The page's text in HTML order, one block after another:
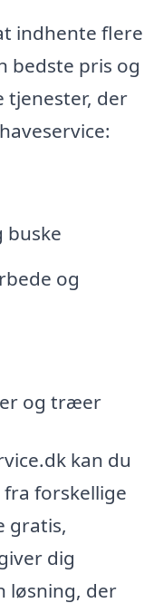
indhente flere
bedste pris og
tjenester, der
og
og træer
kan du
forskellige
gratis,
dig
løsning, der